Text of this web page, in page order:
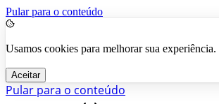
Pular para o conteúdo
Usamos cookies para melhorar sua experiência.
Aceitar
Pular para o conteúdo